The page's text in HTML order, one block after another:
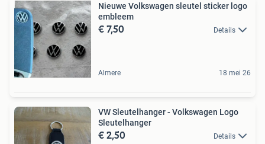
Nieuwe Volkswagen sleutel sticker logo
embleem
€ 7,50 Details
Almere 18 mei 26
VW Sleutelhanger - Volkswagen Logo
Sleutelhanger
€ 2,50 Details